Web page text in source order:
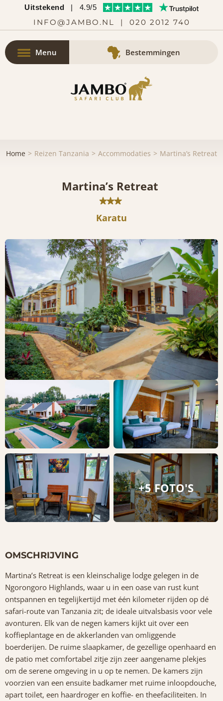
Uitstekend | 4.9/5
INFO@JAMBO.NL | 020 2012 740
Menu Bestemmingen
Home Reizen Tanzania Accommodaties Martina’s Retreat
Martina’s Retreat
Karatu
+5 FOTO'S
OMSCHRIJVING
Martina’s Retreat is een kleinschalige lodge gelegen in de
Ngorongoro Highlands, waar u in een oase van rust kunt
ontspannen en tegelijkertijd met één kilometer rijden op dé
safari-route van Tanzania zit; de ideale uitvalsbasis voor vele
avonturen. Elk van de negen kamers kijkt uit over een
koffieplantage en de akkerlanden van omliggende
boerderijen. De ruime slaapkamer, de gezellige openhaard en
de patio met comfortabel zitje zijn zeer aangename plekjes
om de serene omgeving in u op te nemen. De kamers zijn
voorzien van een ensuite badkamer met ruime inloopdouche,
apart toilet, een haardroger en koffie- en theefaciliteiten. In